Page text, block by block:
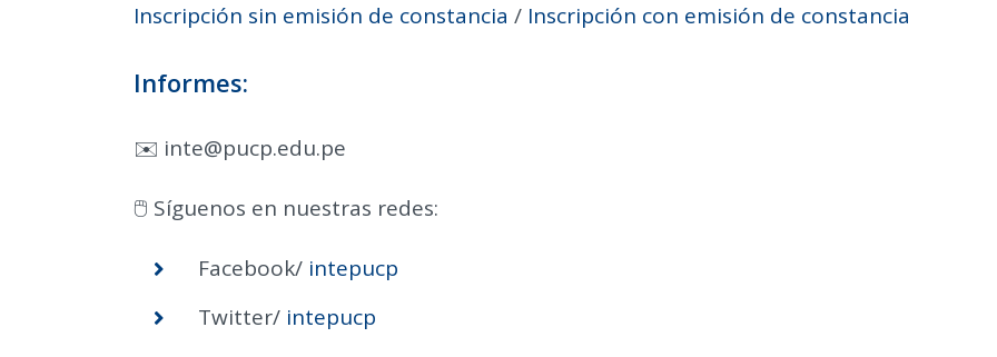
Inscripción sin emisión de constancia / Inscripción con emisión de constancia
Informes:
✉️ inte@pucp.edu.pe
🖱️ Síguenos en nuestras redes:
Facebook/ intepucp
Twitter/ intepucp